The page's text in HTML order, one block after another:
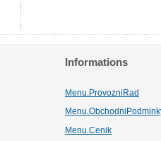
Informations
Menu.ProvozniRad
Menu.Cenik